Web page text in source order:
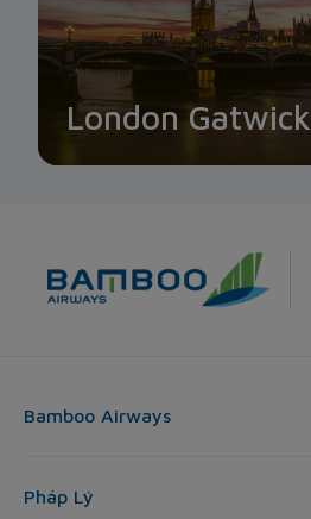
London Gatwick
Bamboo Airways
Pháp Lý